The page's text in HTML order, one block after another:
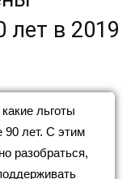
лет в 2019
льготы
90 лет. С этим
разобраться,